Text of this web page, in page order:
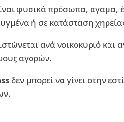
φυσικά πρόσωπα, άγαμα,
ή σε κατάσταση
ανά νοικοκυριό και
αγορών.
δεν μπορεί να γίνει στην